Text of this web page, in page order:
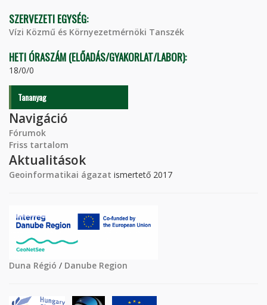
SZERVEZETI EGYSÉG:
Vízi Közmű és Környezetmérnöki Tanszék
HETI ÓRASZÁM (ELŐADÁS/GYAKORLAT/LABOR):
18/0/0
Tananyag
Navigáció
Fórumok
Friss tartalom
Aktualitások
Geoinformatikai ágazat ismertető 2017
Duna Régió / Danube Region